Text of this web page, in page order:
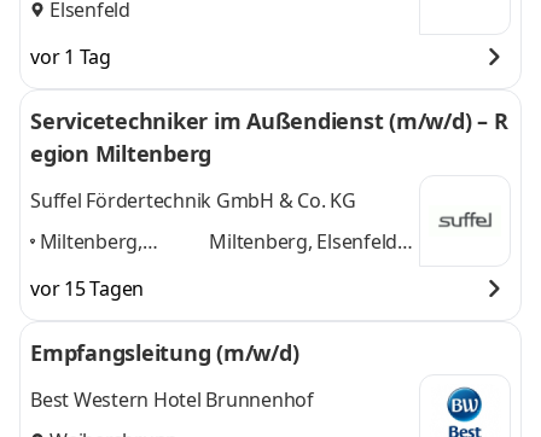
Elsenfeld
vor 1 Tag
Servicetechniker im Außendienst (m/w/d) – R
egion Miltenberg
Suffel Fördertechnik GmbH & Co. KG
Miltenberg,
Erlenbach am
Main, Obernburg
am Main,
Miltenberg, Elsenfeld,
und 2 weitere
vor 15 Tagen
Empfangsleitung (m/w/d)
Best Western Hotel Brunnenhof